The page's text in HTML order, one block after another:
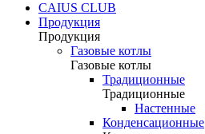
CAIUS CLUB
Продукция
Продукция
Газовые котлы
Газовые котлы
Традиционные
Традиционные
Настенные
Конденсационные